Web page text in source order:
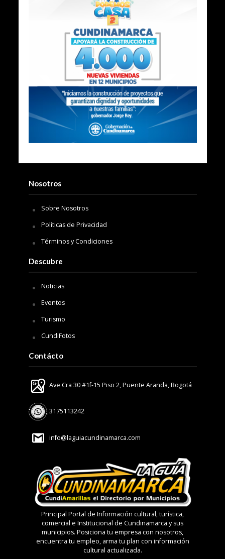
Nosotros
Sobre Nosotros
Políticas de Privacidad
Términos y Condiciones
Descubre
Noticias
Eventos
Turismo
CundiFotos
Contácto
Ave Cra 30 #1f-15 Piso 2, Puente Aranda, Bogotá
3175113242
info@laguiacundinamarca.com
Principal Portal de Información cultural, turística,
comercial e Institucional de Cundinamarca y sus
municipios. Posiciona tu empresa con nosotros,
encuentra tu empleo, arma tu plan con información
cultural actualizada.